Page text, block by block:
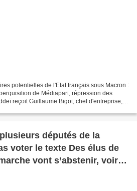
potentielles de l'Etat français sous Macron :
de Médiapart, répression des
reçoit Guillaume Bigot, chef d'entreprise,
députés de la
le texte Des élus de
vont s’abstenir, voire